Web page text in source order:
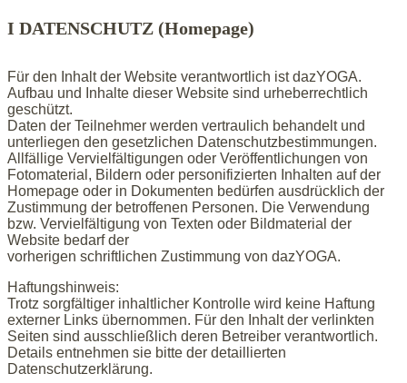
I DATENSCHUTZ (Homepage)
Für den Inhalt der Website verantwortlich ist dazYOGA.
Aufbau und Inhalte dieser Website sind urheberrechtlich
geschützt.
Daten der Teilnehmer werden vertraulich behandelt und
unterliegen den gesetzlichen Datenschutzbestimmungen.
Allfällige Vervielfältigungen oder Veröffentlichungen von
Fotomaterial, Bildern oder personifizierten Inhalten auf der
Homepage oder in Dokumenten bedürfen ausdrücklich der
Zustimmung der betroffenen Personen. Die Verwendung
bzw. Vervielfältigung von Texten oder Bildmaterial der
Website bedarf der
vorherigen schriftlichen Zustimmung von dazYOGA.
Haftungshinweis:
Trotz sorgfältiger inhaltlicher Kontrolle wird keine Haftung
externer Links übernommen. Für den Inhalt der verlinkten
Seiten sind ausschließlich deren Betreiber verantwortlich.
Details entnehmen sie bitte der detaillierten
Datenschutzerklärung.